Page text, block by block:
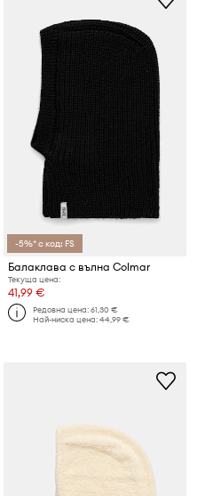
-5%* с код: FS
Балаклава с вълна Colmar
Текуща цена:
41,99 €
Редовна цена:61,30 €
Най-ниска цена:44,99 €